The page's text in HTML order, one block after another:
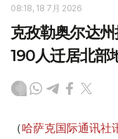
08:18, 18 7月 2026
克孜勒奥尔达
190人迁居北部
（哈萨克国际通讯社